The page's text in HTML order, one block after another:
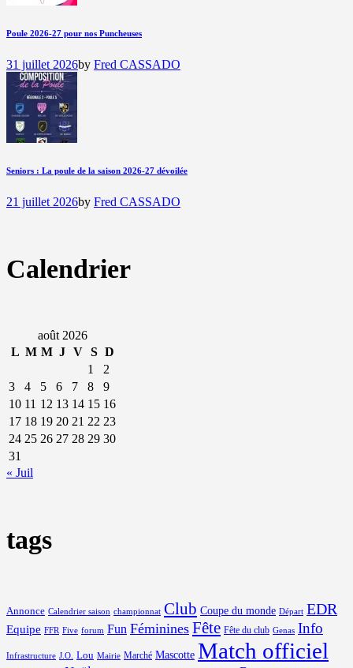
Poule 2026-27 pour nos Puncheuses
31 juillet 2026by Fred CASSADO
Seniors : La poule de la saison 2026-27 dévoilée
21 juillet 2026by Fred CASSADO
Calendrier
août 2026
L M M J V S D
1
2
3
4 5 6 7 8
9
10 11 12 13 14 15 16
17 18 19 20 21 22 23
24 25 26 27 28 29 30
31
« Juil
tags
Annonce Calendrier saison championnat Club Coupe du monde Départ EDR
Equipe FFR Five forum Fun Féminines Fête Fête du club Genas Info
Infrastructure J.O. Lou Mairie Marché Mascotte Match officiel